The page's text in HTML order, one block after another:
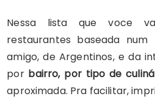
Nessa lista que voce
restaurantes baseada num
amigo, de Argentinos, e da
por bairro, por tipo de
aproximada. Pra facilitar,